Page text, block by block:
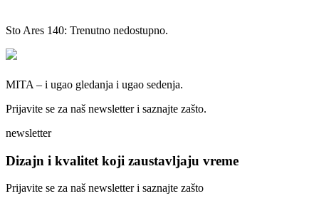
Sto Ares 140: Trenutno nedostupno.
MITA – i ugao gledanja i ugao sedenja.
Prijavite se za naš newsletter i saznajte zašto.
newsletter
Dizajn i kvalitet koji zaustavljaju vreme
Prijavite se za naš newsletter i saznajte zašto